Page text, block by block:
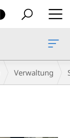
Verwaltung